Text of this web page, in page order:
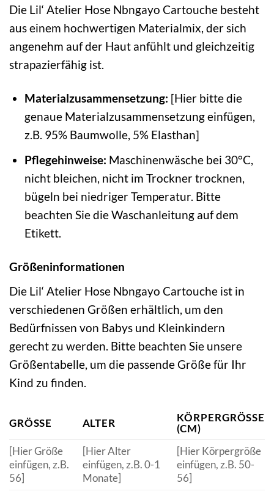
Die Lil‘ Atelier Hose Nbngayo Cartouche besteht
aus einem hochwertigen Materialmix, der sich
angenehm auf der Haut anfühlt und gleichzeitig
strapazierfähig ist.
Materialzusammensetzung: [Hier bitte die
genaue Materialzusammensetzung einfügen,
z.B. 95% Baumwolle, 5% Elasthan]
Pflegehinweise: Maschinenwäsche bei 30°C,
nicht bleichen, nicht im Trockner trocknen,
bügeln bei niedriger Temperatur. Bitte
beachten Sie die Waschanleitung auf dem
Etikett.
Größeninformationen
Die Lil‘ Atelier Hose Nbngayo Cartouche ist in
verschiedenen Größen erhältlich, um den
Bedürfnissen von Babys und Kleinkindern
gerecht zu werden. Bitte beachten Sie unsere
Größentabelle, um die passende Größe für Ihr
Kind zu finden.
GRÖSSE ALTER
KÖRPERGRÖSSE (
CM)
[Hier Größe
einfügen, z.B.
56]
[Hier Alter
einfügen, z.B. 0-1
Monate]
[Hier Körpergröße
einfügen, z.B. 50-
56]